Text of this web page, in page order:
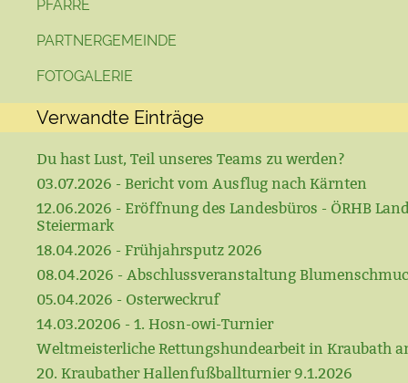
PFARRE
PARTNERGEMEINDE
FOTOGALERIE
Verwandte Einträge
Du hast Lust, Teil unseres Teams zu werden?
03.07.2026 - Bericht vom Ausflug nach Kärnten
12.06.2026 - Eröffnung des Landesbüros - ÖRHB
Steiermark
18.04.2026 - Frühjahrsputz 2026
08.04.2026 - Abschlussveranstaltung
05.04.2026 - Osterweckruf
14.03.20206 - 1. Hosn-owi-Turnier
Weltmeisterliche Rettungshundearbeit in Kraubath
20. Kraubather Hallenfußballturnier 9.1.2026